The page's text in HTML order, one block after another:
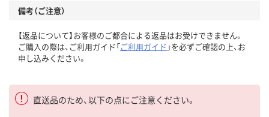
備考（ご注意）
【返品について】お客様のご都合による返品はお受けできません。
ご購入の際は、ご利用ガイド「ご利用ガイド 」を必ずご確認の上、お
申し込みください。
直送品のため、以下の点にご注意ください。